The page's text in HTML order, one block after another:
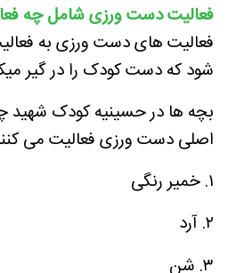
فعالیت دست ورزی شامل چه
فعالیت های دست ورزی به
شود که دست کودک را در گیر
بچه ها در حسینیه کودک شهید
اصلی دست ورزی فعالیت می
۱. خمیر رنگی
۲. آرد
۳. شن